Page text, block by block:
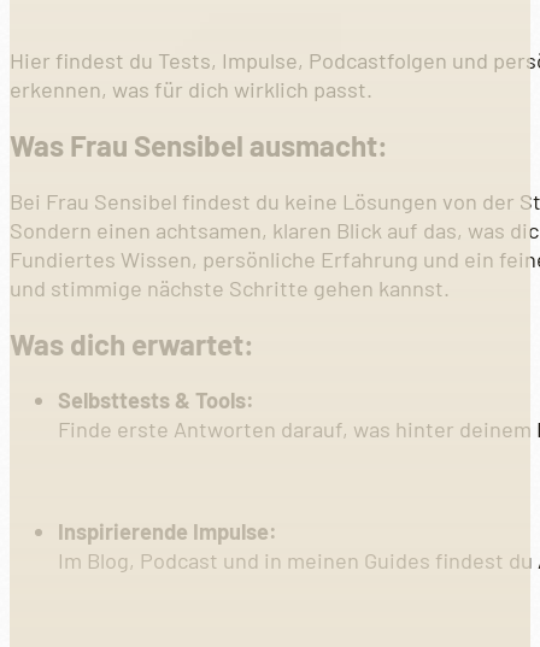
Hier findest du Tests, Impulse, Podcastfolgen und
erkennen, was für dich wirklich passt.
Was Frau Sensibel ausmacht:
Bei Frau Sensibel findest du keine Lösungen von der
Sondern einen achtsamen, klaren Blick auf das, was
Fundiertes Wissen, persönliche Erfahrung und ein
und stimmige nächste Schritte gehen kannst.
Was dich erwartet:
Selbsttests & Tools:
Finde erste Antworten darauf, was hinter
Inspirierende Impulse:
Im Blog, Podcast und in meinen Guides findest